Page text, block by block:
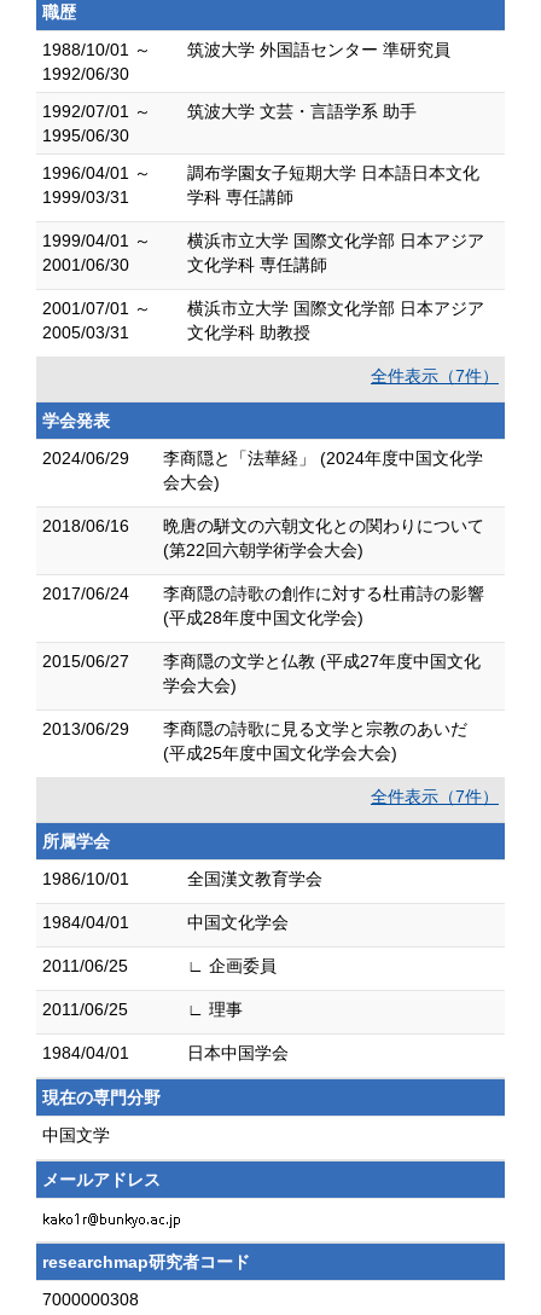
職歴
1988/10/01 ～
1992/06/30
筑波大学 外国語センター 準研究員
1992/07/01 ～
1995/06/30
筑波大学 文芸・言語学系 助手
1996/04/01 ～
1999/03/31
調布学園女子短期大学 日本語日本文化
学科 専任講師
1999/04/01 ～
2001/06/30
横浜市立大学 国際文化学部 日本アジア
文化学科 専任講師
2001/07/01 ～
2005/03/31
横浜市立大学 国際文化学部 日本アジア
文化学科 助教授
全件表示（7件）
学会発表
2024/06/29
李商隠と「法華経」 (2024年度中国文化学
会大会)
2018/06/16
晩唐の駢文の六朝文化との関わりについて
(第22回六朝学術学会大会)
2017/06/24
李商隠の詩歌の創作に対する杜甫詩の影響
(平成28年度中国文化学会)
2015/06/27
李商隠の文学と仏教 (平成27年度中国文化
学会大会)
2013/06/29
李商隠の詩歌に見る文学と宗教のあいだ
(平成25年度中国文化学会大会)
全件表示（7件）
所属学会
1986/10/01
全国漢文教育学会
1984/04/01 中国文化学会
2011/06/25 ∟ 企画委員
2011/06/25 ∟ 理事
1984/04/01 日本中国学会
現在の専門分野
中国文学
メールアドレス
researchmap研究者コード
7000000308